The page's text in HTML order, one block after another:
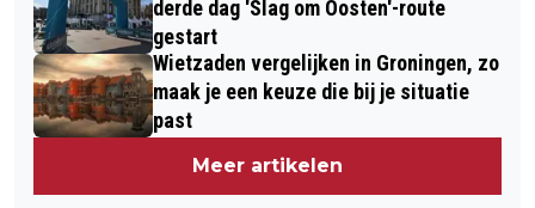
derde dag 'Slag om Oosten'-route
gestart
Wietzaden vergelijken in Groningen, zo
maak je een keuze die bij je situatie
past
Meer artikelen